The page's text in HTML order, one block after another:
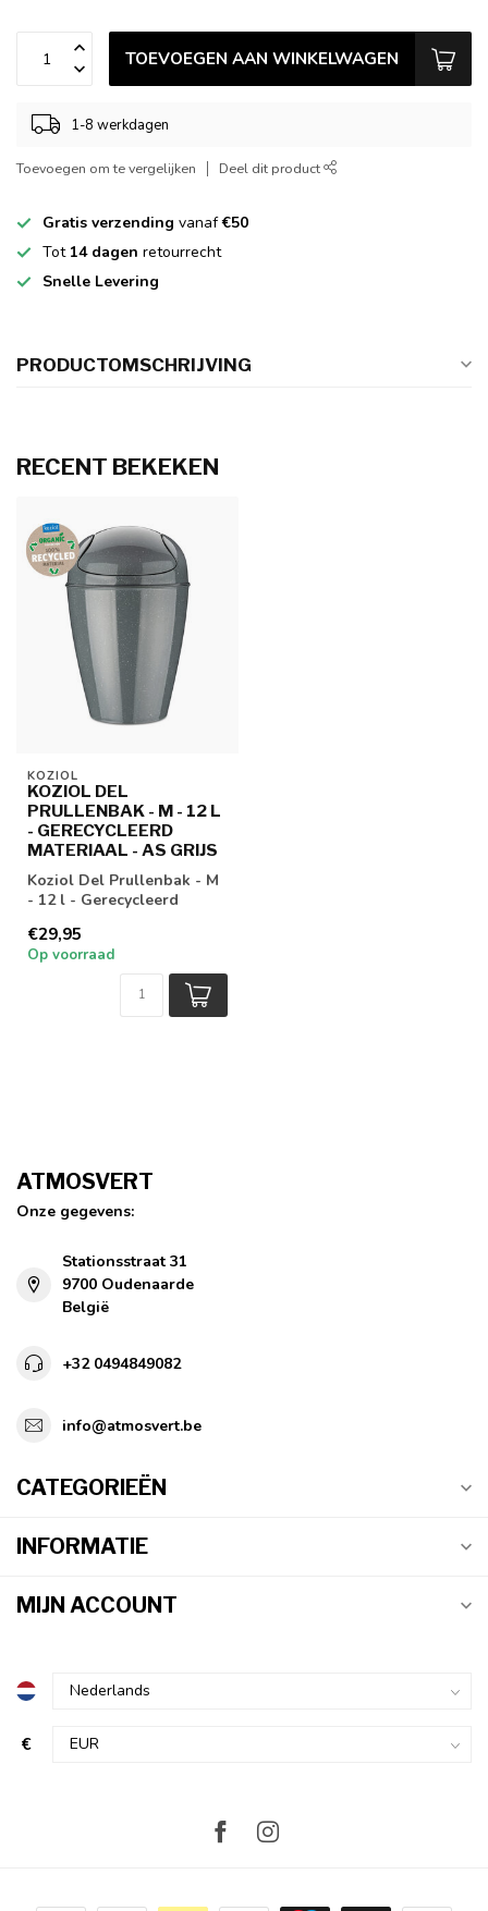
TOEVOEGEN AAN WINKELWAGEN
1-8 werkdagen
Toevoegen om te vergelijken Deel dit product
Gratis verzending vanaf€50
Tot 14 dagen retourrecht
Snelle Levering
PRODUCTOMSCHRIJVING
RECENT BEKEKEN
KOZIOL
KOZIOL DEL
PRULLENBAK - M - 12 L
- GERECYCLEERD
MATERIAAL - AS GRIJS
Koziol Del Prullenbak - M
- 12 l - Gerecycleerd
€29,95
Op voorraad
ATMOSVERT
Onze gegevens:
Stationsstraat 31
9700 Oudenaarde
België
+32 0494849082
info@atmosvert.be
CATEGORIEËN
INFORMATIE
MIJN ACCOUNT
€